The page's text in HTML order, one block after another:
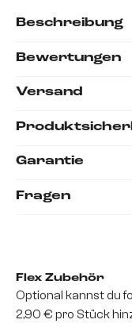
Beschreibung
Bewertungen
Versand
Garantie
Fragen
Flex Zubehör
Optional kannst du
2,90 € pro Stück